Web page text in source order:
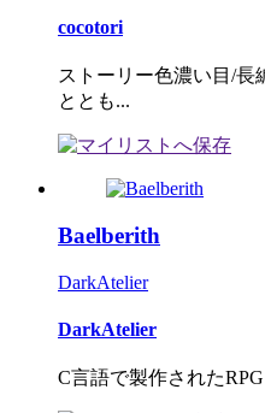
cocotori
ストーリー色濃い目/長
ととも...
Baelberith
DarkAtelier
DarkAtelier
C言語で製作されたRPG